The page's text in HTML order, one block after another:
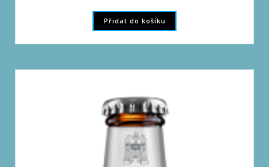
Přidat do košíku